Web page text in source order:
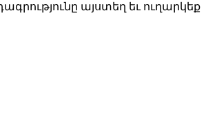
այստեղ եւ ուղարկեք